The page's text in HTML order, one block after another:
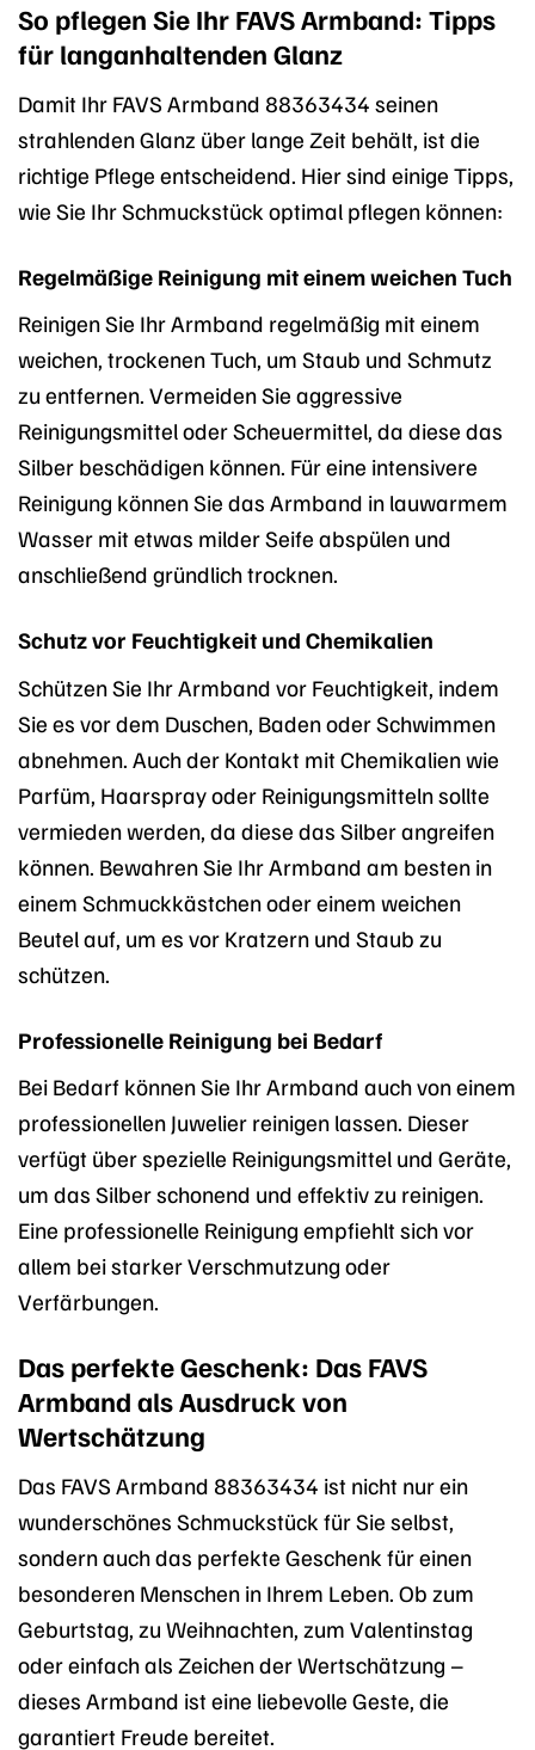
So pflegen Sie Ihr FAVS Armband: Tipps
für langanhaltenden Glanz
Damit Ihr FAVS Armband 88363434 seinen
strahlenden Glanz über lange Zeit behält, ist die
richtige Pflege entscheidend. Hier sind einige Tipps,
wie Sie Ihr Schmuckstück optimal pflegen können:
Regelmäßige Reinigung mit einem weichen Tuch
Reinigen Sie Ihr Armband regelmäßig mit einem
weichen, trockenen Tuch, um Staub und Schmutz
zu entfernen. Vermeiden Sie aggressive
Reinigungsmittel oder Scheuermittel, da diese das
Silber beschädigen können. Für eine intensivere
Reinigung können Sie das Armband in lauwarmem
Wasser mit etwas milder Seife abspülen und
anschließend gründlich trocknen.
Schutz vor Feuchtigkeit und Chemikalien
Schützen Sie Ihr Armband vor Feuchtigkeit, indem
Sie es vor dem Duschen, Baden oder Schwimmen
abnehmen. Auch der Kontakt mit Chemikalien wie
Parfüm, Haarspray oder Reinigungsmitteln sollte
vermieden werden, da diese das Silber angreifen
können. Bewahren Sie Ihr Armband am besten in
einem Schmuckkästchen oder einem weichen
Beutel auf, um es vor Kratzern und Staub zu
schützen.
Professionelle Reinigung bei Bedarf
Bei Bedarf können Sie Ihr Armband auch von einem
professionellen Juwelier reinigen lassen. Dieser
verfügt über spezielle Reinigungsmittel und Geräte,
um das Silber schonend und effektiv zu reinigen.
Eine professionelle Reinigung empfiehlt sich vor
allem bei starker Verschmutzung oder
Verfärbungen.
Das perfekte Geschenk: Das FAVS
Armband als Ausdruck von
Wertschätzung
Das FAVS Armband 88363434 ist nicht nur ein
wunderschönes Schmuckstück für Sie selbst,
sondern auch das perfekte Geschenk für einen
besonderen Menschen in Ihrem Leben. Ob zum
Geburtstag, zu Weihnachten, zum Valentinstag
oder einfach als Zeichen der Wertschätzung –
dieses Armband ist eine liebevolle Geste, die
garantiert Freude bereitet.